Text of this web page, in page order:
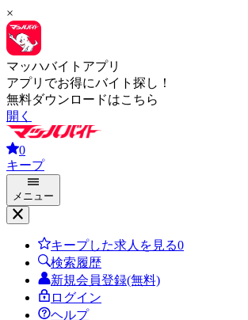
×
マッハバイトアプリ
アプリでお得にバイト探し！
無料ダウンロードはこちら
開く
0
キープ
メニュー
キープした求人を見る0
検索履歴
新規会員登録(無料)
ログイン
ヘルプ